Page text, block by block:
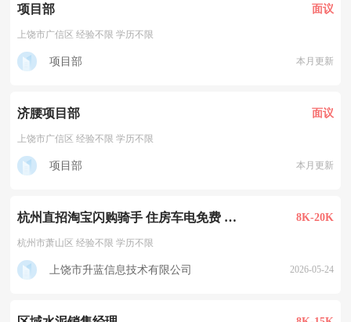
项目部 面议
上饶市广信区 经验不限 学历不限
项目部 本月更新
济腰项目部 面议
上饶市广信区 经验不限 学历不限
项目部 本月更新
杭州直招淘宝闪购骑手 住房车电免费 500元/天 8K-20K
杭州市萧山区 经验不限 学历不限
上饶市升蓝信息技术有限公司 2026-05-24